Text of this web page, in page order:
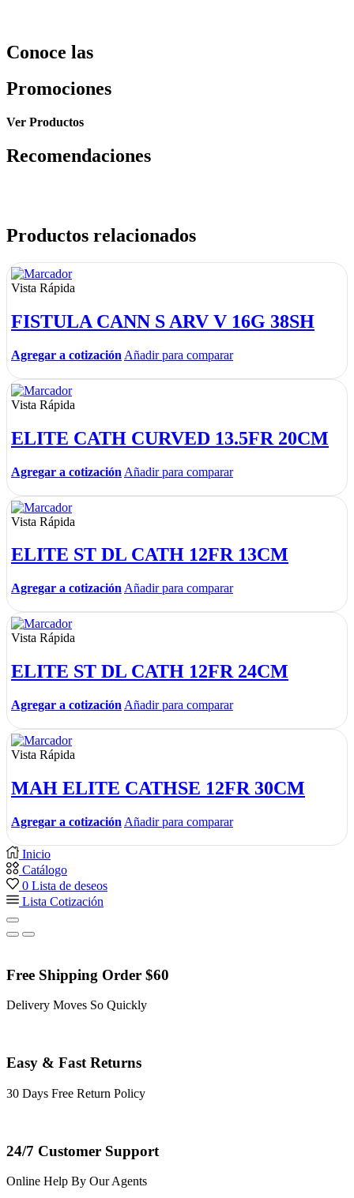
Conoce las
Promociones
Ver Productos
Recomendaciones
Productos relacionados
Vista Rápida
FISTULA CANN S ARV V 16G 38SH
Agregar a cotización Añadir para comparar
Vista Rápida
ELITE CATH CURVED 13.5FR 20CM
Agregar a cotización Añadir para comparar
Vista Rápida
ELITE ST DL CATH 12FR 13CM
Agregar a cotización Añadir para comparar
Vista Rápida
ELITE ST DL CATH 12FR 24CM
Agregar a cotización Añadir para comparar
Vista Rápida
MAH ELITE CATHSE 12FR 30CM
Agregar a cotización Añadir para comparar
Inicio
Catálogo
0 Lista de deseos
Lista Cotización
Free Shipping Order $60
Delivery Moves So Quickly
Easy & Fast Returns
30 Days Free Return Policy
24/7 Customer Support
Online Help By Our Agents